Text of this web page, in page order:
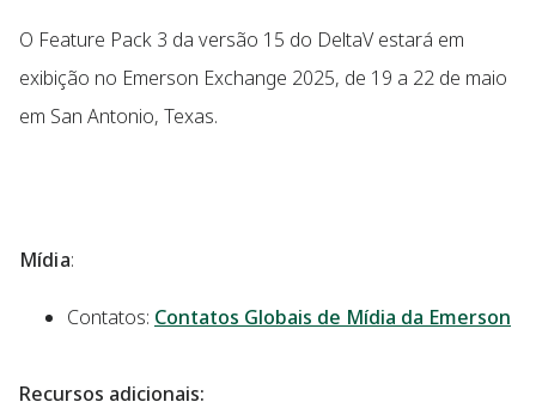
O Feature Pack 3 da versão 15 do DeltaV estará em
exibição no Emerson Exchange 2025, de 19 a 22 de maio
em San Antonio, Texas.
Mídia:
Contatos: Contatos Globais de Mídia da Emerson
Recursos adicionais: